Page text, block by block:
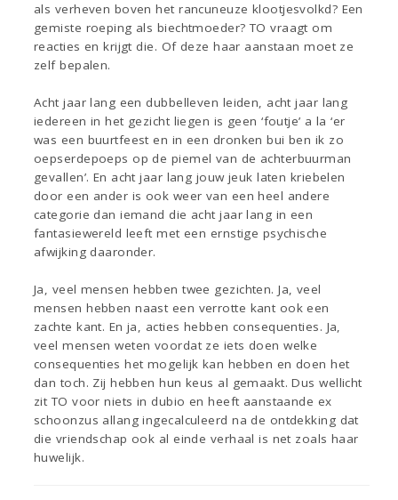
als verheven boven het rancuneuze klootjesvolkd? Een
gemiste roeping als biechtmoeder? TO vraagt om
reacties en krijgt die. Of deze haar aanstaan moet ze
zelf bepalen.
Acht jaar lang een dubbelleven leiden, acht jaar lang
iedereen in het gezicht liegen is geen ‘foutje’ a la ‘er
was een buurtfeest en in een dronken bui ben ik zo
oepserdepoeps op de piemel van de achterbuurman
gevallen’. En acht jaar lang jouw jeuk laten kriebelen
door een ander is ook weer van een heel andere
categorie dan iemand die acht jaar lang in een
fantasiewereld leeft met een ernstige psychische
afwijking daaronder.
Ja, veel mensen hebben twee gezichten. Ja, veel
mensen hebben naast een verrotte kant ook een
zachte kant. En ja, acties hebben consequenties. Ja,
veel mensen weten voordat ze iets doen welke
consequenties het mogelijk kan hebben en doen het
dan toch. Zij hebben hun keus al gemaakt. Dus wellicht
zit TO voor niets in dubio en heeft aanstaande ex
schoonzus allang ingecalculeerd na de ontdekking dat
die vriendschap ook al einde verhaal is net zoals haar
huwelijk.